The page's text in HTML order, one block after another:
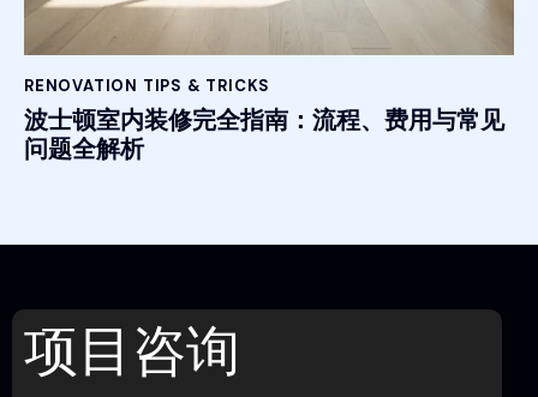
RENOVATION TIPS & TRICKS
波士顿室内装修完全指南：流程、费用与常见
问题全解析
项目咨询